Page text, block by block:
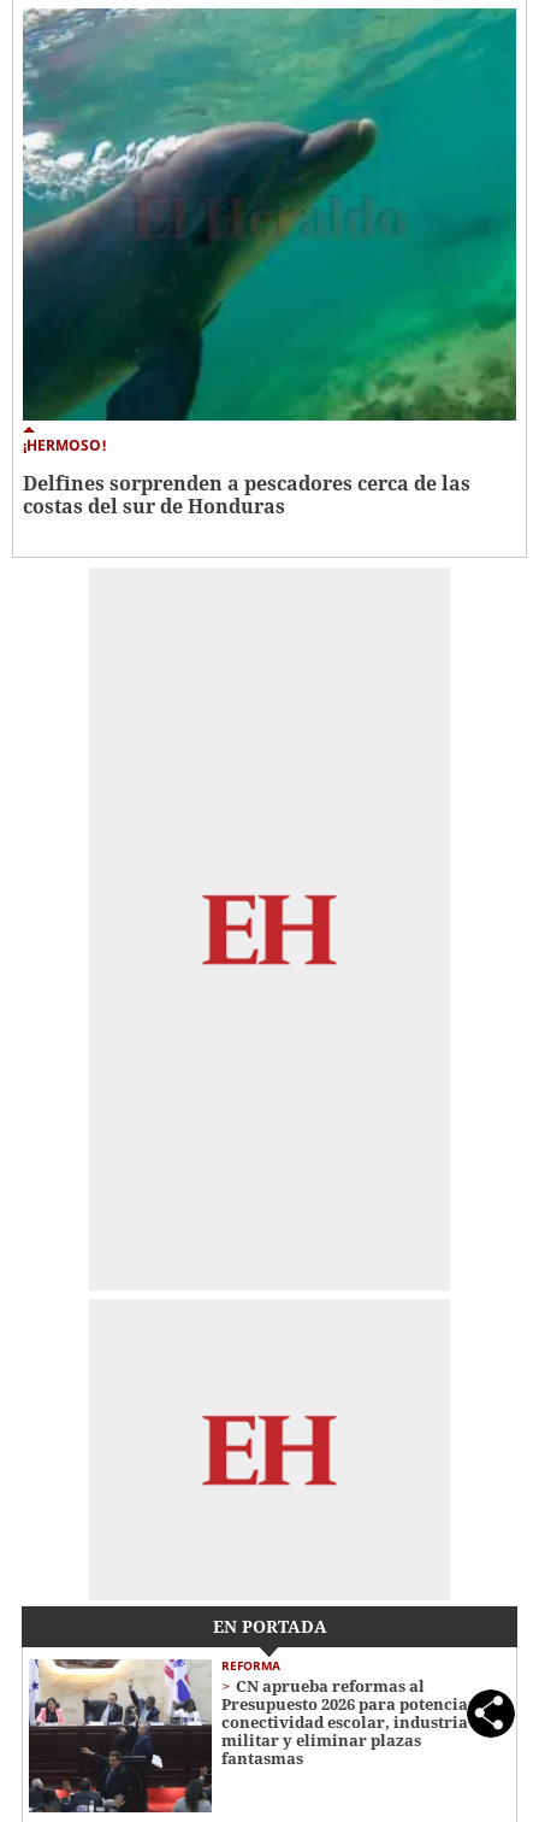
¡HERMOSO!
Delfines sorprenden a pescadores cerca de las
costas del sur de Honduras
EN PORTADA
REFORMA
CN aprueba reformas al
Presupuesto 2026 para potenciar
conectividad escolar, industria
militar y eliminar plazas
fantasmas